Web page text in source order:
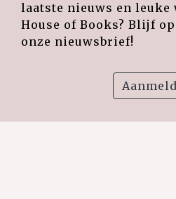
laatste nieuws en leuke
House of Books? Blijf
onze nieuwsbrief!